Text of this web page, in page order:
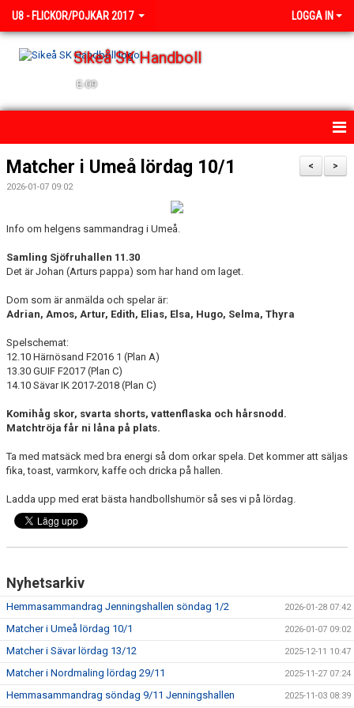
U8 - FLICKOR/POJKAR 2017 LOGGA IN
Sikeå SK Handboll
E-09
HEM
NYHETER
KALENDER
TRUPPEN
BILDGALLERI
KONTAKT
>
<
Matcher i Umeå lördag 10/1
2026-01-07 09:02
Info om helgens sammandrag i Umeå.
Samling Sjöfruhallen 11.30
Det är Johan (Arturs pappa) som har hand om laget.
Dom som är anmälda och spelar är:
Adrian, Amos, Artur, Edith, Elias, Elsa, Hugo, Selma, Thyra
Spelschemat:
12.10 Härnösand F2016 1 (Plan A)
13.30 GUIF F2017 (Plan C)
14.10 Sävar IK 2017-2018 (Plan C)
Komihåg skor, svarta shorts, vattenflaska och hårsnodd.
Matchtröja får ni låna på plats.
Ta med matsäck med bra energi så dom orkar spela. Det kommer att säljas
fika, toast, varmkorv, kaffe och dricka på hallen.
Ladda upp med erat bästa handbollshumör så ses vi på lördag.
Nyhetsarkiv
Hemmasammandrag Jenningshallen söndag 1/2 2026-01-28 07:42
Matcher i Umeå lördag 10/1 2026-01-07 09:02
Matcher i Sävar lördag 13/12 2025-12-11 10:47
Matcher i Nordmaling lördag 29/11 2025-11-27 07:24
Hemmasammandrag söndag 9/11 Jenningshallen 2025-11-03 08:39